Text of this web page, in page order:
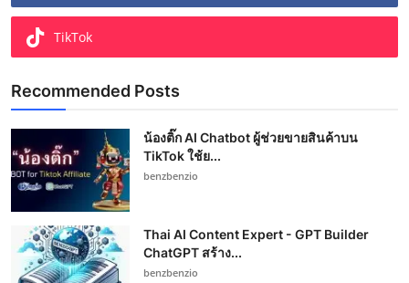
TikTok
Recommended Posts
น้องติ๊ก AI Chatbot ผู้ช่วยขายสินค้าบน
TikTok ใช้ย...
benzbenzio
Thai AI Content Expert - GPT Builder
ChatGPT สร้าง...
benzbenzio